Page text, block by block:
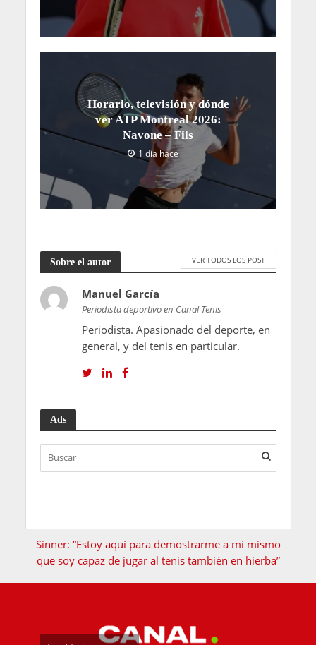
Horario, televisión y dónde
ver ATP Montreal 2026:
Navone – Fils
1 día hace
Sobre el autor VER TODOS LOS POST
Manuel García
Periodista deportivo en Canal Tenis
Periodista. Apasionado del deporte, en
general, y del tenis en particular.
Ads
Sinner: “Estoy aquí para demostrarme a mí mismo
que soy capaz de jugar al tenis también en hierba”